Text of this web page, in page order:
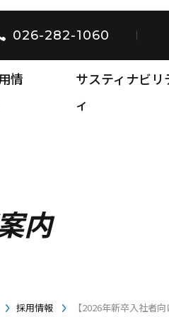
情
サスティナビリ
ィ
026-282-1060
内
採用情報 【2026年新卒入社者